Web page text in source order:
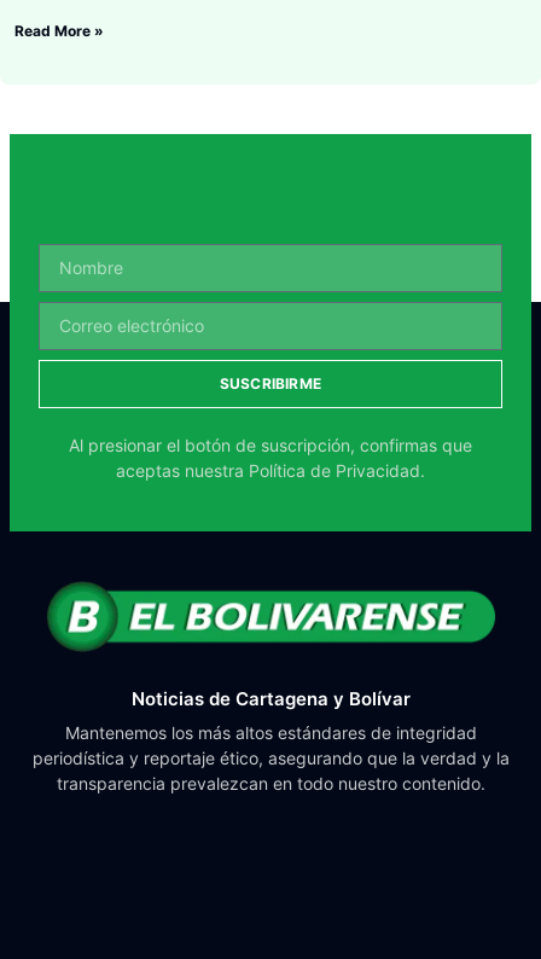
Read More »
SUSCRIBIRME
Al presionar el botón de suscripción, confirmas que
aceptas nuestra Política de Privacidad.
Noticias de Cartagena y Bolívar
Mantenemos los más altos estándares de integridad
periodística y reportaje ético, asegurando que la verdad y la
transparencia prevalezcan en todo nuestro contenido.